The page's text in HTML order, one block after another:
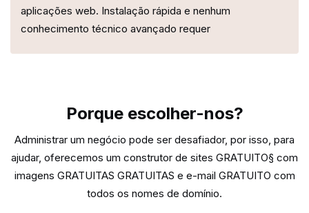
aplicações web. Instalação rápida e nenhum
conhecimento técnico avançado requer
Porque escolher-nos?
Administrar um negócio pode ser desafiador, por isso, para
ajudar, oferecemos um construtor de sites GRATUITO§ com
imagens GRATUITAS GRATUITAS e e-mail GRATUITO com
todos os nomes de domínio.